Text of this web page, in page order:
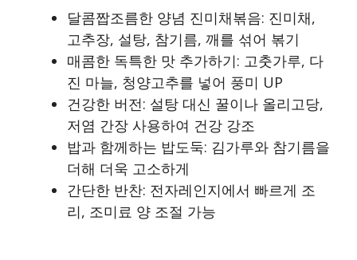
달콤짭조름한 양념 진미채볶음: 진미채,
고추장, 설탕, 참기름, 깨를 섞어 볶기
매콤한 독특한 맛 추가하기: 고춧가루, 다
진 마늘, 청양고추를 넣어 풍미 UP
건강한 버전: 설탕 대신 꿀이나 올리고당,
저염 간장 사용하여 건강 강조
밥과 함께하는 밥도둑: 김가루와 참기름을
더해 더욱 고소하게
간단한 반찬: 전자레인지에서 빠르게 조
리, 조미료 양 조절 가능